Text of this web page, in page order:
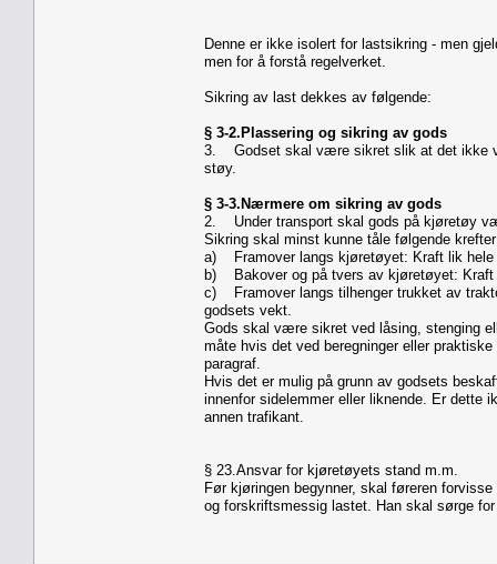
Denne er ikke isolert for lastsikring - men
men for å forstå regelverket.
Sikring av last dekkes av følgende:
§ 3-2.Plassering og sikring av gods
3. Godset skal være sikret slik at det ikke
støy.
§ 3-3.Nærmere om sikring av gods
2. Under transport skal gods på kjøretøy
Sikring skal minst kunne tåle følgende
a) Framover langs kjøretøyet: Kraft lik hele
b) Bakover og på tvers av kjøretøyet: Kraft
c) Framover langs tilhenger trukket av
godsets vekt.
Gods skal være sikret ved låsing, stenging
måte hvis det ved beregninger eller
paragraf.
Hvis det er mulig på grunn av godsets
innenfor sidelemmer eller liknende. Er dette
annen trafikant.
§ 23.Ansvar for kjøretøyets stand m.m.
Før kjøringen begynner, skal føreren
og forskriftsmessig lastet. Han skal sørge